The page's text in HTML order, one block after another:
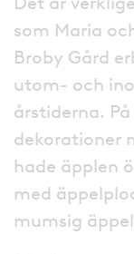
som Maria
Broby Gård
utom- och
årstiderna.
dekorationer
hade äpplen
med
mumsig